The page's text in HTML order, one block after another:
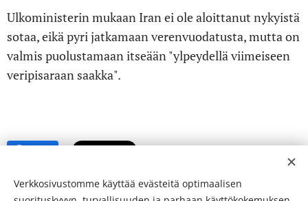
Ulkoministerin mukaan Iran ei ole aloittanut nykyistä
sotaa, eikä pyri jatkamaan verenvuodatusta, mutta on
valmis puolustamaan itseään "ylpeydellä viimeiseen
veripisaraan saakka".
Verkkosivustomme käyttää evästeitä optimaalisen